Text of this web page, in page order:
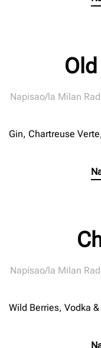
Napisao/la Milan
Gin, Chartreuse
Napisao/la Milan
Wild Berries, Vodka